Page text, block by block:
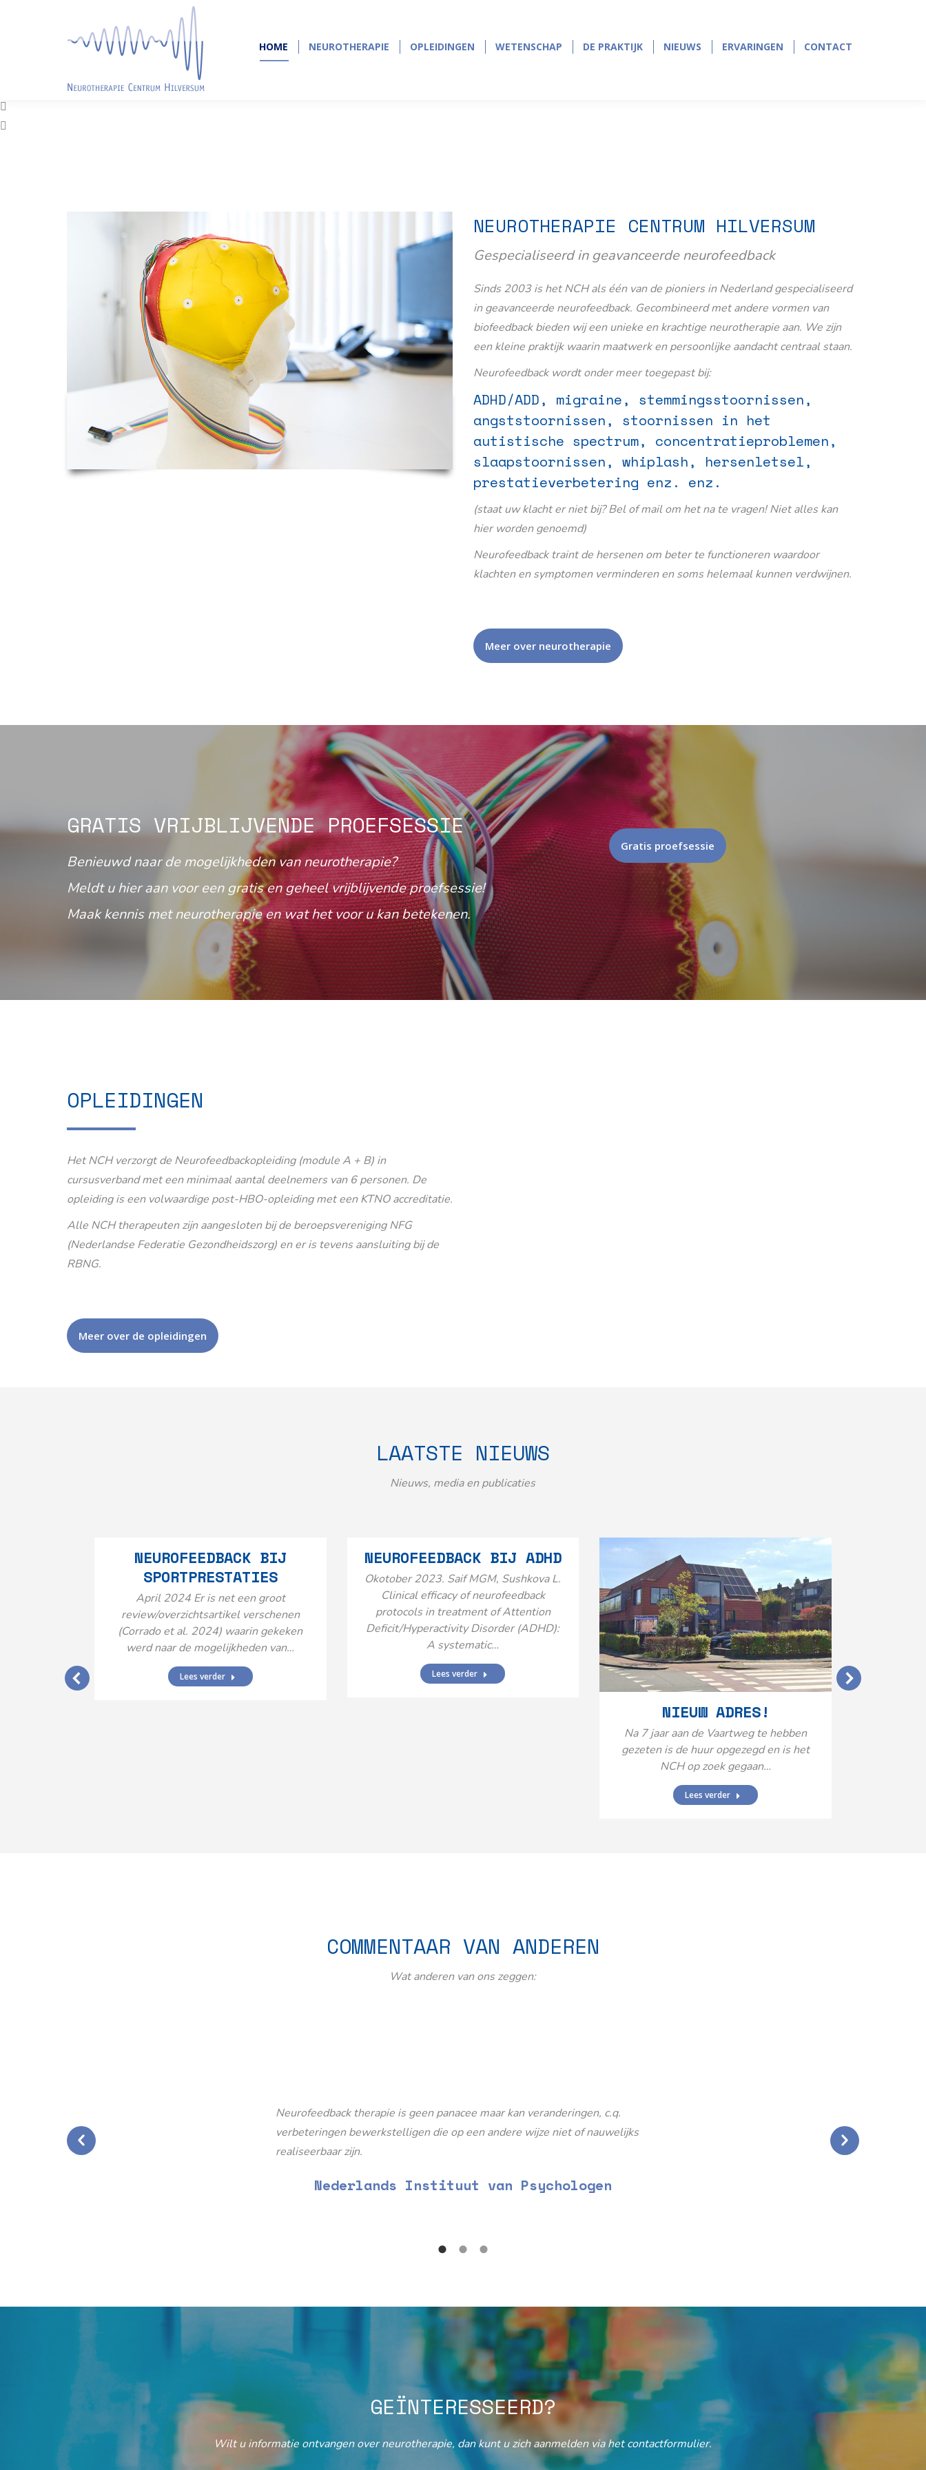
in
in
HOME NEUROTHERAPIE OPLEIDINGEN WETENSCHAP DE PRAKTIJK NIEUWS ERVARINGEN CONTACT
NEUROTHERAPIE CENTRUM HILVERSUM
Gespecialiseerd in geavanceerde neurofeedback
Sinds 2003 is het NCH als één van de pioniers in Nederland gespecialiseerd
in geavanceerde neurofeedback. Gecombineerd met andere vormen van
biofeedback bieden wij een unieke en krachtige neurotherapie aan. We zijn
een kleine praktijk waarin maatwerk en persoonlijke aandacht centraal staan.
Neurofeedback wordt onder meer toegepast bij:
ADHD/ADD, migraine, stemmingsstoornissen,
angststoornissen, stoornissen in het
autistische spectrum, concentratieproblemen,
slaapstoornissen, whiplash, hersenletsel,
prestatieverbetering enz. enz.
(staat uw klacht er niet bij? Bel of mail om het na te vragen! Niet alles kan
hier worden genoemd)
Neurofeedback traint de hersenen om beter te functioneren waardoor
klachten en symptomen verminderen en soms helemaal kunnen verdwijnen.
Meer over neurotherapie
GRATIS VRIJBLIJVENDE PROEFSESSIE
Benieuwd naar de mogelijkheden van neurotherapie?
Meldt u hier aan voor een gratis en geheel vrijblijvende proefsessie!
Maak kennis met neurotherapie en wat het voor u kan betekenen.
Gratis proefsessie
OPLEIDINGEN
Het NCH verzorgt de Neurofeedbackopleiding (module A + B) in
cursusverband met een minimaal aantal deelnemers van 6 personen. De
opleiding is een volwaardige post-HBO-opleiding met een KTNO accreditatie.
Alle NCH therapeuten zijn aangesloten bij de beroepsvereniging NFG
(Nederlandse Federatie Gezondheidszorg) en er is tevens aansluiting bij de
RBNG.
Meer over de opleidingen
LAATSTE NIEUWS
Nieuws, media en publicaties
NEUROFEEDBACK BIJ
SPORTPRESTATIES
April 2024 Er is net een groot
review/overzichtsartikel verschenen
(Corrado et al. 2024) waarin gekeken
werd naar de mogelijkheden van…
Lees verder
NEUROFEEDBACK BIJ ADHD
Okotober 2023. Saif MGM, Sushkova L.
Clinical efficacy of neurofeedback
protocols in treatment of Attention
Deficit/Hyperactivity Disorder (ADHD):
A systematic…
Lees verder
NIEUW ADRES!
Na 7 jaar aan de Vaartweg te hebben
gezeten is de huur opgezegd en is het
NCH op zoek gegaan…
Lees verder
COMMENTAAR VAN ANDEREN
Wat anderen van ons zeggen:
Neurofeedback therapie is geen panacee maar kan veranderingen, c.q.
verbeteringen bewerkstelligen die op een andere wijze niet of nauwelijks
realiseerbaar zijn.
Nederlands Instituut van Psychologen
GEÏNTERESSEERD?
Wilt u informatie ontvangen over neurotherapie, dan kunt u zich aanmelden via het contactformulier.
HOME NEUROTHERAPIE OPLEIDINGEN WETENSCHAP DE PRAKTIJK NIEUWS ERVARINGEN CONTACT